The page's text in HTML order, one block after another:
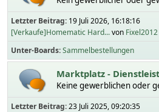
Letzter Beitrag: 19 Juli 2026, 16:18:16
[Verkaufe]Homematic Hard...von Fixel2012
Unter-Boards Sammelbestellungen
Marktplatz -
Keine gewerblichen oder
Letzter Beitrag:23 Juli 2025, 09:20:35